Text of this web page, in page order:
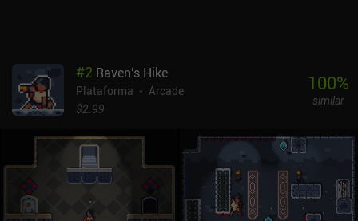
#2 Raven's Hike
Plataforma
Arcade
$2.99
100%
similar